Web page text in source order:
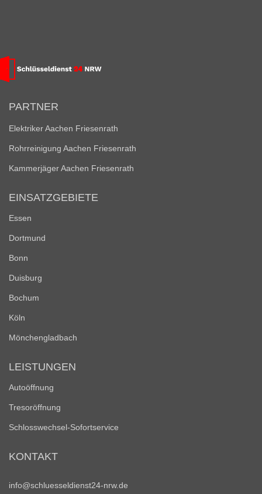
PARTNER
Elektriker Aachen Friesenrath
Rohrreinigung Aachen Friesenrath
Kammerjäger Aachen Friesenrath
EINSATZGEBIETE
Essen
Dortmund
Bonn
Duisburg
Bochum
Köln
Mönchengladbach
LEISTUNGEN
Autoöffnung
Tresoröffnung
Schlosswechsel-Sofortservice
KONTAKT
info@schluesseldienst24-nrw.de